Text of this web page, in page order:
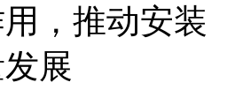
，推动安装
展